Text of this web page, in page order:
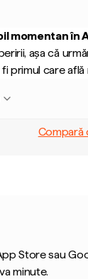
momentan în
așa că
primul care află
Compară
Store sau
minute.